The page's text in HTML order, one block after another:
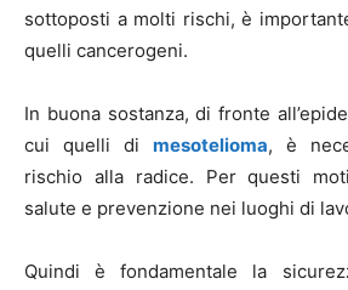
sottoposti a molti rischi, è
quelli cancerogeni.
In buona sostanza, di fronte
cui quelli di mesotelioma, è
rischio alla radice. Per questi
salute e prevenzione nei luoghi di
Quindi è fondamentale la